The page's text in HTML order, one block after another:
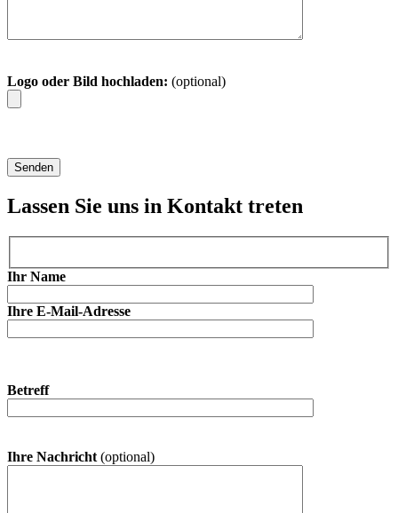
Logo oder Bild hochladen: (optional)
Lassen Sie uns in Kontakt treten
Ihr Name
Ihre E-Mail-Adresse
Betreff
Ihre Nachricht (optional)